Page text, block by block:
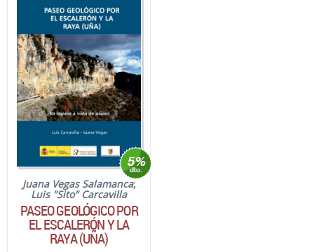
Juana Vegas Salamanca;
Luis "Sito" Carcavilla
PASEO GEOLÓGICO POR
EL ESCALERÓN Y LA
RAYA (UÑA)